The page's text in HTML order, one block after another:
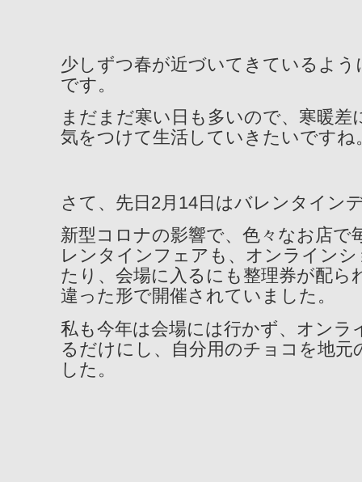
少しずつ春が近づいてきているよう
です。
まだまだ寒い日も多いので、寒暖差
気をつけて生活していきたいですね
さて、先日2月14日はバレンタイン
新型コロナの影響で、色々なお店で
レンタインフェアも、オンライン
たり、会場に入るにも整理券が配ら
違った形で開催されていました。
私も今年は会場には行かず、オンラ
るだけにし、自分用のチョコを地元
した。